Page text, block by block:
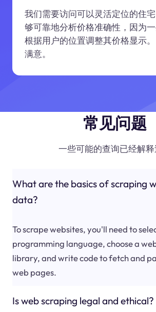
我们需要访问可以灵活定位的住
够可靠地分析价格准确性，因为
根据用户的位置调整其价格显示
满意。
常见问题
一些可能的查询已经解释
What are the basics of scraping
data?
To scrape websites, you'll need to
programming language, choose a
library, and write code to fetch and
web pages.
Is web scraping legal and ethical?